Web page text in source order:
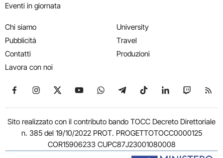
Eventi in giornata
Chi siamo
Pubblicità
Contatti
Lavora con noi
University
Travel
Produzioni
Seguici su Facebook
Seguici su Instagram
Seguici su X
Seguici su YouTube
Seguici su WhatsApp
Seguici su Telegram
Seguici su TikTok
Seguici su
Seguici
Sito realizzato con il contributo bando TOCC Decreto Direttoriale
n. 385 del 19/10/2022 PROT. PROGETTOTOCC0000125
COR15906233 CUPC87J23001080008